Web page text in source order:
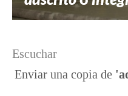
Escuchar
Enviar una copia de